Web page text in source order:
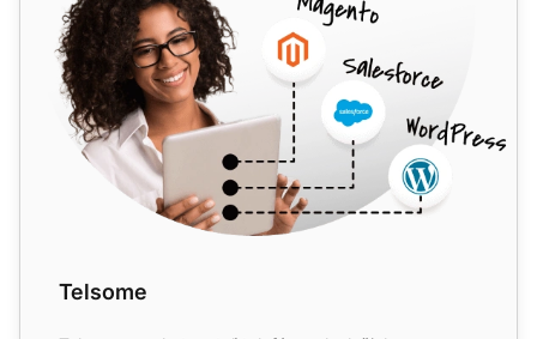
Telsome